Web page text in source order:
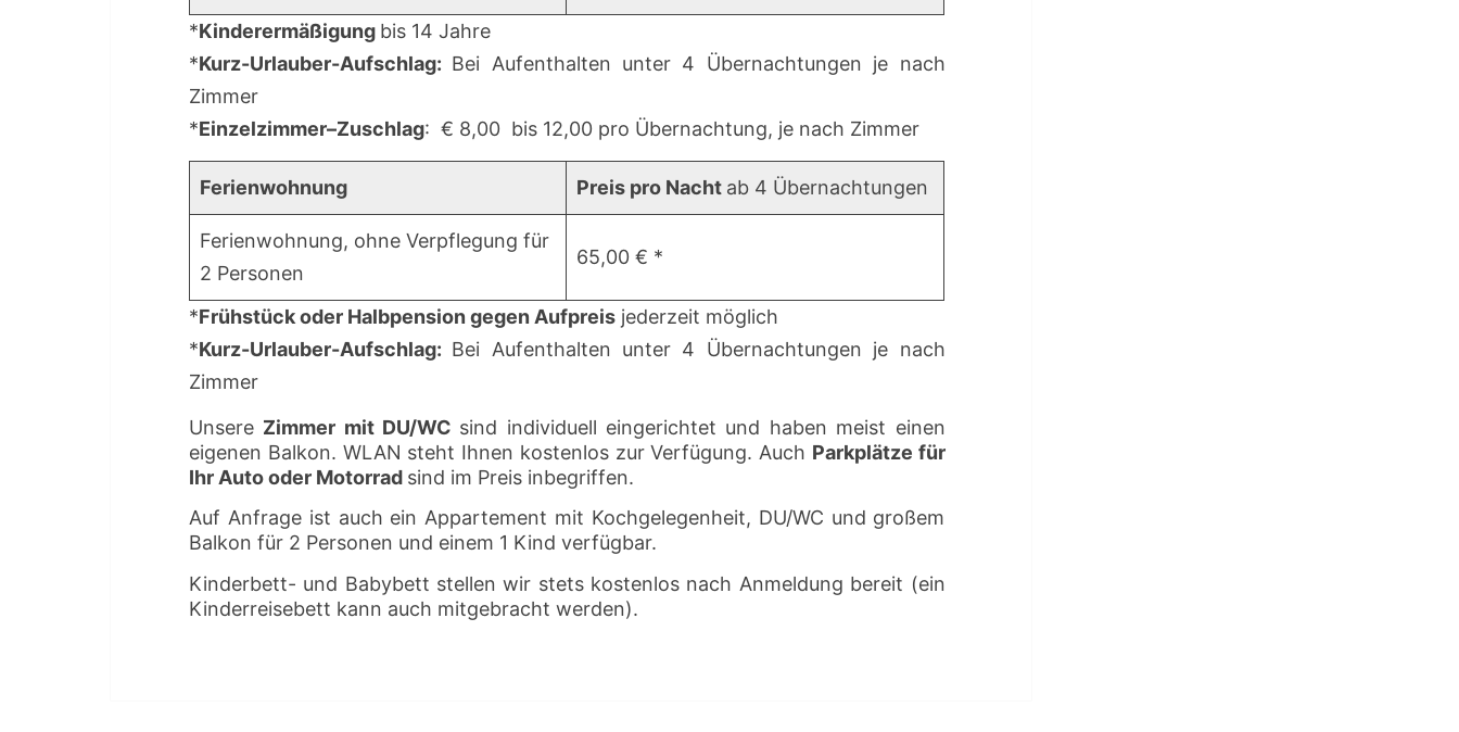
*Kinderermäßigung bis 14 Jahre
*Kurz-Urlauber-Aufschlag: Bei Aufenthalten unter 4 Übernachtungen je nach
Zimmer
*Einzelzimmer–Zuschlag: € 8,00 bis 12,00 pro Übernachtung, je nach Zimmer
Ferienwohnung Preis pro Nacht ab 4 Übernachtungen
Ferienwohnung, ohne Verpflegung für
2 Personen
65,00 € *
*Frühstück oder Halbpension gegen Aufpreis jederzeit möglich
*Kurz-Urlauber-Aufschlag: Bei Aufenthalten unter 4 Übernachtungen je nach
Zimmer
Unsere Zimmer mit DU/WC sind individuell eingerichtet und haben meist einen
eigenen Balkon. WLAN steht Ihnen kostenlos zur Verfügung. Auch Parkplätze für
Ihr Auto oder Motorrad sind im Preis inbegriffen.
Auf Anfrage ist auch ein Appartement mit Kochgelegenheit, DU/WC und großem
Balkon für 2 Personen und einem 1 Kind verfügbar.
Kinderbett- und Babybett stellen wir stets kostenlos nach Anmeldung bereit (ein
Kinderreisebett kann auch mitgebracht werden).